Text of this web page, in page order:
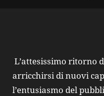
L’attesissimo ritorno
arricchirsi di nuovi
l’entusiasmo del